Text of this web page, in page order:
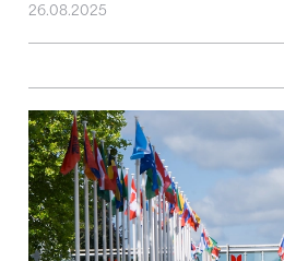
26.08.2025
Schweizer Turnsport auf